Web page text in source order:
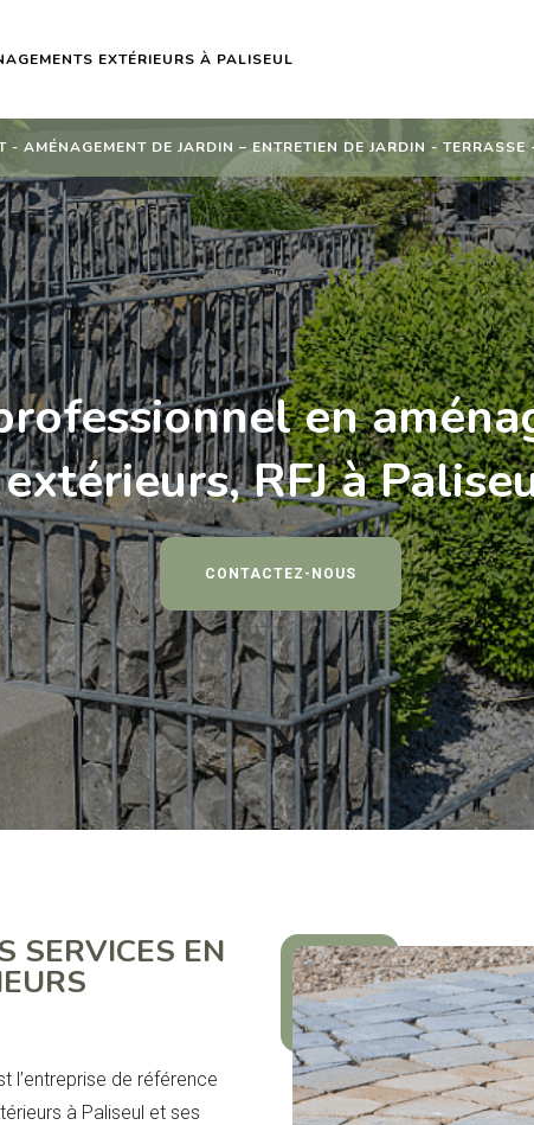
EXTÉRIEURS À PALISEUL
- AMÉNAGEMENT DE JARDIN – ENTRETIEN DE JARDIN -
en
extérieurs, RFJ à
CONTACTEZ-NOUS
SERVICES EN
l’entreprise de référence
à Paliseul et ses